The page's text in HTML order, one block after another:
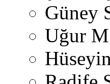
Güney
Uğur